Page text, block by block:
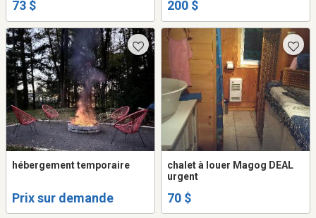
pédalo, plages privées
73 $ 200 $
hébergement temporaire
Prix sur demande
chalet à louer Magog DEAL
urgent
70 $